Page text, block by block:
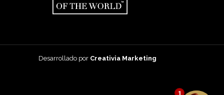
Desarrollado por Creativia Marketing
1